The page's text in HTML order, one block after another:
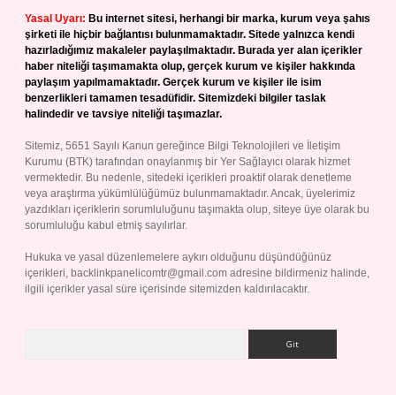
Yasal Uyarı: Bu internet sitesi, herhangi bir marka, kurum veya şahıs
şirketi ile hiçbir bağlantısı bulunmamaktadır. Sitede yalnızca kendi
hazırladığımız makaleler paylaşılmaktadır. Burada yer alan içerikler
haber niteliği taşımamakta olup, gerçek kurum ve kişiler hakkında
paylaşım yapılmamaktadır. Gerçek kurum ve kişiler ile isim
benzerlikleri tamamen tesadüfidir. Sitemizdeki bilgiler taslak
halindedir ve tavsiye niteliği taşımazlar.
Sitemiz, 5651 Sayılı Kanun gereğince Bilgi Teknolojileri ve İletişim
Kurumu (BTK) tarafından onaylanmış bir Yer Sağlayıcı olarak hizmet
vermektedir. Bu nedenle, sitedeki içerikleri proaktif olarak denetleme
veya araştırma yükümlülüğümüz bulunmamaktadır. Ancak, üyelerimiz
yazdıkları içeriklerin sorumluluğunu taşımakta olup, siteye üye olarak bu
sorumluluğu kabul etmiş sayılırlar.
Hukuka ve yasal düzenlemelere aykırı olduğunu düşündüğünüz
içerikleri, backlinkpanelicomtr@gmail.com adresine bildirmeniz halinde,
ilgili içerikler yasal süre içerisinde sitemizden kaldırılacaktır.